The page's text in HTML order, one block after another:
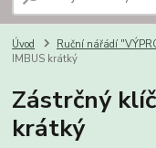
Úvod Ruční nářádí
IMBUS krátký
Zástrčný
krátký